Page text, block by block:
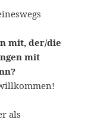
mit, der/die
mit
als